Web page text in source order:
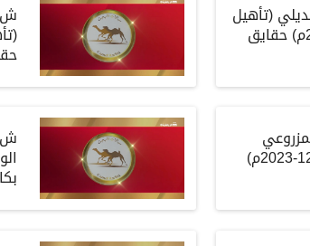
(تأهيل
حقايق (